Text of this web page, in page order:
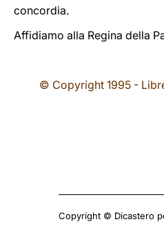
concordia.
Affidiamo alla Regina della
© Copyright 1995 -
Copyright © Dicastero